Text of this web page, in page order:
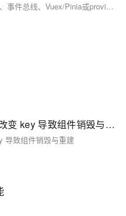
在Vue中，兄弟组件可通过父组件中转、事件总线、Vuex/Pinia或provide/inject实现通信。小型项目推荐父组件中转或事件总线，大型项目建议使用Pinia等状态管理工具，确保数据流清晰可控，避免内存泄漏。
Vue 中 key 属性的深入解析：改变 key 导致组件销毁与重建
导致组件销毁与重建